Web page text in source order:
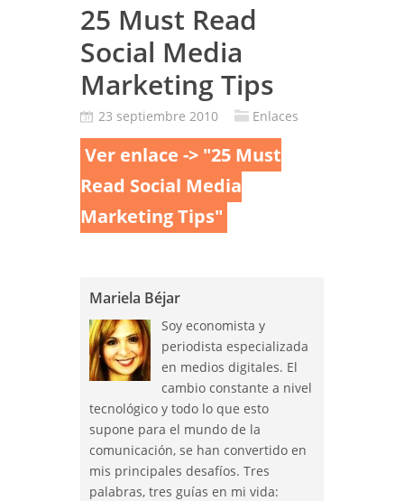
25 Must Read
Social Media
Marketing Tips
23 septiembre 2010 Enlaces
Ver enlace -> "25 Must
Read Social Media
Marketing Tips"
Mariela Béjar
Soy economista y
periodista especializada
en medios digitales. El
cambio constante a nivel
tecnológico y todo lo que esto
supone para el mundo de la
comunicación, se han convertido en
mis principales desafíos. Tres
palabras, tres guías en mi vida: